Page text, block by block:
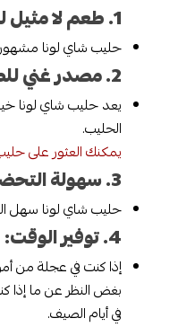
1. طعم لا مثيل له:
حليب شاي لونا مشهور
2. مصدر غني للطاقة:
يعد حليب شاي لونا
الحليب.
يمكنك العثور على
3. سهولة التحضير:
حليب شاي لونا سهل
4. توفير الوقت:
إذا كنت في عجلة من
بغض النظر عن ما إذا
في أيام الصيف.